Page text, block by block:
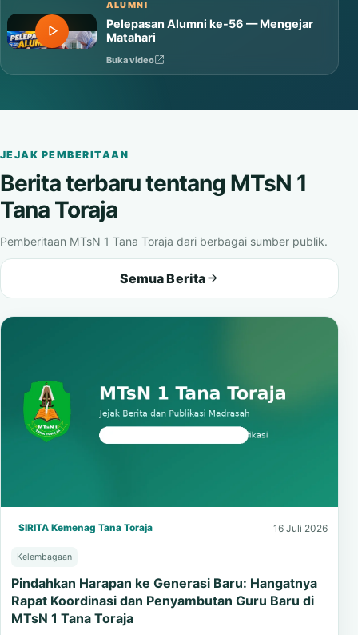
ALUMNI
Pelepasan Alumni ke-56 — Mengejar
Buka video
JEJAK PEMBERITAAN
Berita terbaru tentang MTsN 1
Tana Toraja
Pemberitaan MTsN 1 Tana Toraja dari berbagai sumber publik.
SIRITA Kemenag Tana Toraja 16 Juli 2026
Kelembagaan